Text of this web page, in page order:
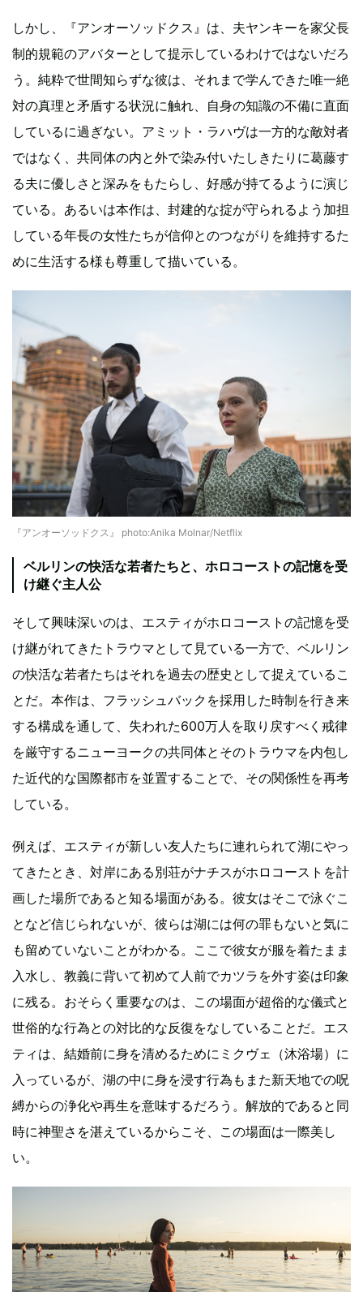
しかし、『アンオーソッドクス』は、夫ヤンキーを家父長
制的規範のアバターとして提示しているわけではないだろ
う。純粋で世間知らずな彼は、それまで学んできた唯一絶
対の真理と矛盾する状況に触れ、自身の知識の不備に直面
しているに過ぎない。アミット・ラハヴは一方的な敵対者
ではなく、共同体の内と外で染み付いたしきたりに葛藤す
る夫に優しさと深みをもたらし、好感が持てるように演じ
ている。あるいは本作は、封建的な掟が守られるよう加担
している年長の女性たちが信仰とのつながりを維持するた
めに生活する様も尊重して描いている。
『アンオーソッドクス』 photo:Anika Molnar/Netflix
ベルリンの快活な若者たちと、ホロコーストの記憶を受
け継ぐ主人公
そして興味深いのは、エスティがホロコーストの記憶を受
け継がれてきたトラウマとして見ている一方で、ベルリン
の快活な若者たちはそれを過去の歴史として捉えているこ
とだ。本作は、フラッシュバックを採用した時制を行き来
する構成を通して、失われた600万人を取り戻すべく戒律
を厳守するニューヨークの共同体とそのトラウマを内包し
た近代的な国際都市を並置することで、その関係性を再考
している。
例えば、エスティが新しい友人たちに連れられて湖にやっ
てきたとき、対岸にある別荘がナチスがホロコーストを計
画した場所であると知る場面がある。彼女はそこで泳ぐこ
となど信じられないが、彼らは湖には何の罪もないと気に
も留めていないことがわかる。ここで彼女が服を着たまま
入水し、教義に背いて初めて人前でカツラを外す姿は印象
に残る。おそらく重要なのは、この場面が超俗的な儀式と
世俗的な行為との対比的な反復をなしていることだ。エス
ティは、結婚前に身を清めるためにミクヴェ（沐浴場）に
入っているが、湖の中に身を浸す行為もまた新天地での呪
縛からの浄化や再生を意味するだろう。解放的であると同
時に神聖さを湛えているからこそ、この場面は一際美し
い。